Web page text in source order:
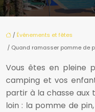
/ Événements et fêtes
/ Quand ramasser pomme de
Vous êtes en pleine
camping et vos
partir à la chasse aux
loin : la pomme de